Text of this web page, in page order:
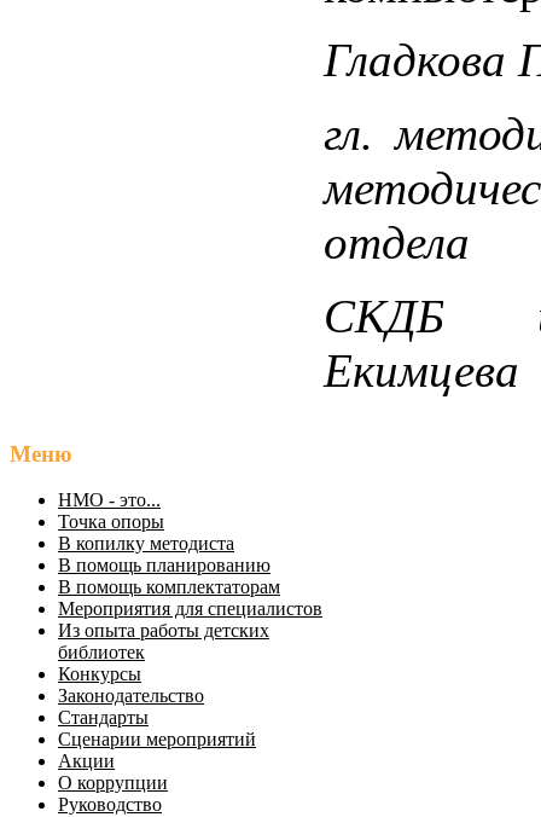
Гладкова
гл.
отдела
СКДБ
Екимцева
Меню
НМО - это...
Точка опоры
В копилку методиста
В помощь планированию
В помощь комплектаторам
Мероприятия для специалистов
Из опыта работы детских
библиотек
Конкурсы
Законодательство
Стандарты
Сценарии мероприятий
Акции
О коррупции
Руководство